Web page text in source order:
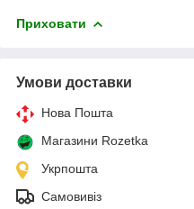
Приховати
Умови доставки
Нова Пошта
Магазини Rozetka
Укрпошта
Самовивіз